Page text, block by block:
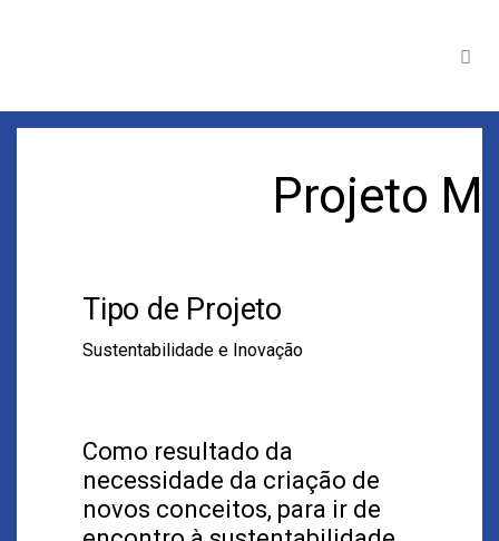
Projeto M
Tipo de Projeto
Sustentabilidade e Inovação
Como resultado da
necessidade da criação de
novos conceitos, para ir de